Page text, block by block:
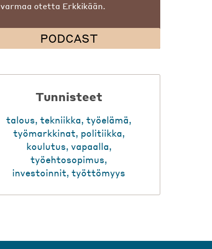
varmaa otetta Erkkikään.
PODCAST
Tunnisteet
talous,tekniikka,työelämä,
työmarkkinat, politiikka,
koulutus, vapaalla,
työehtosopimus,
investoinnit,työttömyys